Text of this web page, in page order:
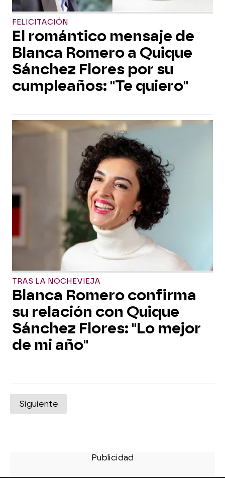
FELICITACIÓN
El romántico mensaje de
Blanca Romero a Quique
Sánchez Flores por su
cumpleaños: "Te quiero"
TRAS LA NOCHEVIEJA
Blanca Romero confirma
su relación con Quique
Sánchez Flores: "Lo mejor
de mi año"
Siguiente